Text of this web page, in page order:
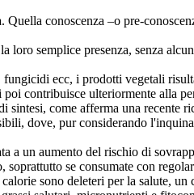
conoscenza –o pre-
semplice presenza, senza
ecc, i prodotti vegetali
contribuisce ulteriormente alla
come afferma una recente
dove, pur considerando
un aumento del rischio di
se consumate con
sono deleteri per la salute, un